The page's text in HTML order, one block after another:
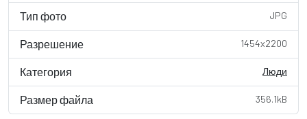
Тип фото JPG
Разрешение 1454x2200
Категория Люди
Размер файла 356.1kB